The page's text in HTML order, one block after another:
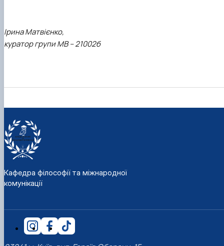
Ірина Матвієнко,
куратор групи МВ – 21002б
Кафедра філософії та міжнародної
комунікації